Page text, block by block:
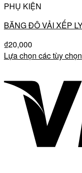
PHỤ KIỆN
BĂNG ĐÔ VẢI XẾP
₫20,000
Lựa chọn các tùy chọn